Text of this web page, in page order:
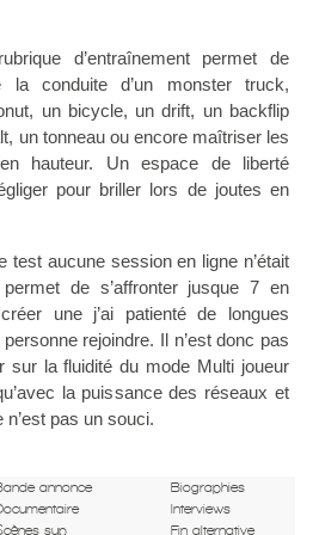
d’entraînement permet de
conduite d’un monster truck,
un bicycle, un drift, un backflip
un tonneau ou encore maîtriser les
hauteur. Un espace de liberté
pour briller lors de joutes en
test aucune session en ligne n’était
de s’affronter jusque 7 en
une j’ai patienté de longues
rejoindre. Il n’est donc pas
sur la fluidité du mode Multi joueur
la puissance des réseaux et
pas un souci.
annonce
Biographies
Interviews
sup Fin alternative